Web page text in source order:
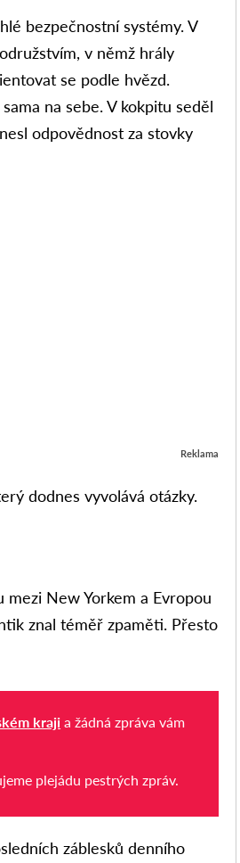
bezpečnostní systémy. V
v němž hrály
se podle hvězd.
na sebe. V kokpitu seděl
odpovědnost za stovky
Reklama
dodnes vyvolává otázky.
New Yorkem a Evropou
znal téměř zpaměti. Přesto
kraji a žádná zpráva vám
plejádu pestrých zpráv.
záblesků denního